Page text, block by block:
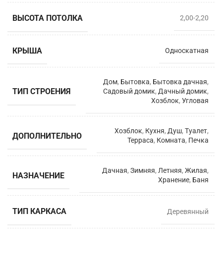
ВЫСОТА ПОТОЛКА 2,00-2,20
КРЫША Односкатная
ТИП СТРОЕНИЯ
Дом, Бытовка, Бытовка дачная,
Садовый домик, Дачный домик,
Хозблок, Угловая
ДОПОЛНИТЕЛЬНО Хозблок, Кухня, Душ, Туалет,
Терраса, Комната, Печка
НАЗНАЧЕНИЕ Дачная, Зимняя, Летняя, Жилая,
Хранение, Баня
ТИП КАРКАСА Деревянный